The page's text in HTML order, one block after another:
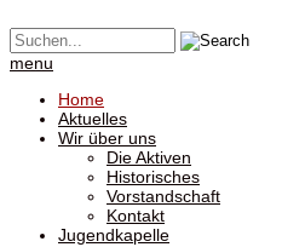
menu
Home
Aktuelles
Wir über uns
Die Aktiven
Historisches
Vorstandschaft
Kontakt
Jugendkapelle